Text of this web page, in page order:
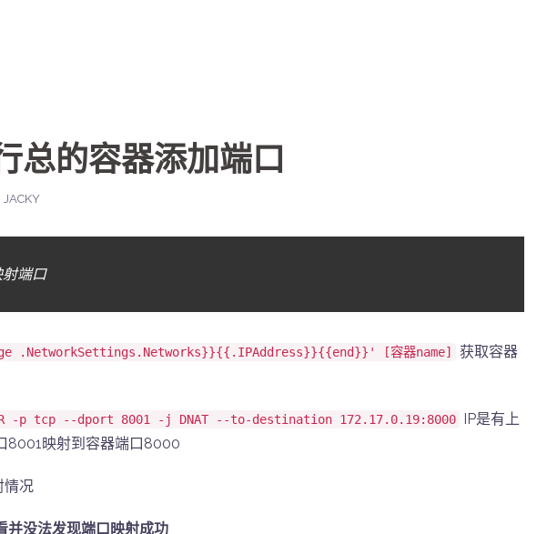
总的容器添加端口
JACKY
端口
.NetworkSettings.Networks}}{{.IPAddress}}{{end}}' [容器name]
获取容器
-p tcp --dport 8001 -j DNAT --to-destination 172.17.0.19:8000 IP是有上
8001映射到容器端口8000
情况
并没法发现端口映射成功